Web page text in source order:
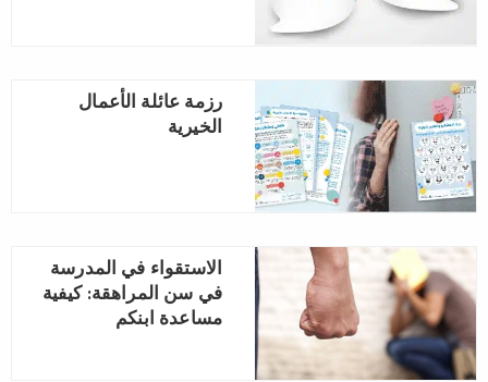
رزمة عائلة الأعمال
الخيرية
الاستقواء في المدرسة
في سن المراهقة: كيفية
مساعدة ابنكم